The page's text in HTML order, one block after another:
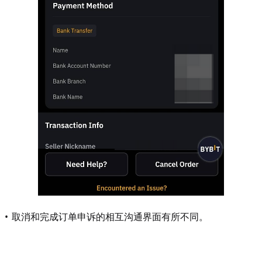
取消和完成订单申诉的相互沟通界面有所不同。